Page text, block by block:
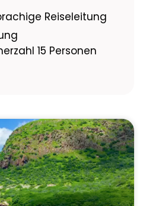
Reiseleitung
15 Personen